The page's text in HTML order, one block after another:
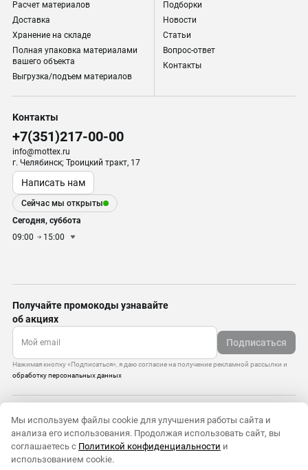
Расчет материалов
Доставка
Хранение на складе
Полная упаковка материалами
вашего объекта
Выгрузка/подъем материалов
Подборки
Новости
Статьи
Вопрос-ответ
Контакты
Контакты
+7(351)217-00-00
info@mottex.ru
г. Челябинск; Троицкий тракт, 17
Написать нам
Сейчас мы открыты
Сегодня, суббота
09:00
15:00
Получайте промокоды узнавайте
об акциях
Подписаться
Нажимая кнопку «Подписаться», я даю согласие на получение рекламной рассылки и
обработку персональных данных
Политика конфиденциальности
Старая версия сайта
© 2010–2026 — ООО «Моттекс»
Мы используем файлы cookie для улучшения работы сайта и
анализа его использования. Продолжая использовать сайт, вы
соглашаетесь с Политикой конфиденциальности и
использованием cookie.